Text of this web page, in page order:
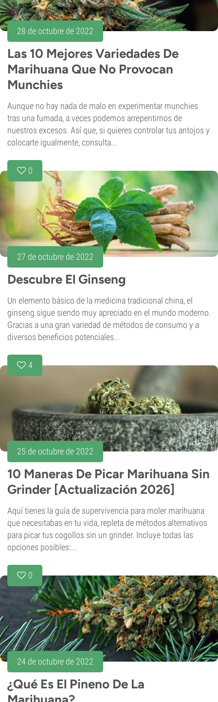
28 de octubre de 2022
Las 10 Mejores Variedades De
Marihuana Que No Provocan
Munchies
‌Aunque no hay nada de malo en experimentar munchies
tras una fumada, a veces podemos arrepentirnos de
nuestros excesos. Así que, si quieres controlar tus antojos y
colocarte igualmente, consulta...
0
27 de octubre de 2022
Descubre El Ginseng
Un elemento básico de la medicina tradicional china, el
ginseng sigue siendo muy apreciado en el mundo moderno.
Gracias a una gran variedad de métodos de consumo y a
diversos beneficios potenciales...
4
25 de octubre de 2022
10 Maneras De Picar Marihuana Sin
Grinder [Actualización 2026]
Aquí tienes la guía de supervivencia para moler marihuana
que necesitabas en tu vida, repleta de métodos alternativos
para picar tus cogollos sin un grinder. Incluye todas las
opciones posibles:...
0
24 de octubre de 2022
¿Qué Es El Pineno De La